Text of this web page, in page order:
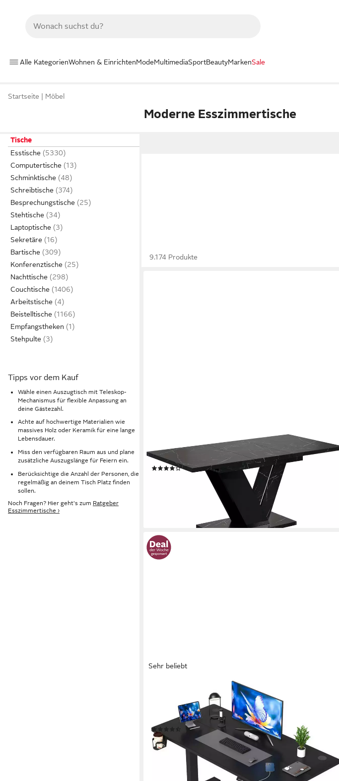
Alle KategorienWohnen & EinrichtenModeMultimediaSportBeautyMarkenSale
Startseite Möbel
Moderne Esszimmertische
Tische
Esstische
Computertische
Schminktische
Schreibtische
Besprechungstische
Stehtische
Laptoptische
Sekretäre
Bartische
Konferenztische
Nachttische
Couchtische
Arbeitstische
Beistelltische
Empfangstheken
Stehpulte
Tipps vor dem Kauf
Wähle einen Auszugtisch mit Teleskop-
Mechanismus für flexible Anpassung an
deine Gästezahl.
Achte auf hochwertige Materialien wie
massives Holz oder Keramik für eine lange
Lebensdauer.
Miss den verfügbaren Raum aus und plane
zusätzliche Auszugslänge für Feiern ein.
Berücksichtige die Anzahl der Personen, die
regelmäßig an deinem Tisch Platz finden
sollen.
Noch Fragen? Hier geht's zum Ratgeber
Esszimmertische ›
9.174 Produkte
Esstisch CLASI (Esstisch ausziehbar, Esszimmertische,
Tisch Wohnzimmertisch), Esszimmertisch ausziehbar 120 -
160 x 80 x 75 cm
(2)
399,00 €
lieferbar - in 7-9 Werktagen bei dir
Sehr beliebt
Schreibtisch Höhenverstellbarer schreibtisch mit Memory-
und Rebound-Funktion (Sitz-Steh-Erinnerung), inkl.
Kabelwanne & USB/Typ-C-Anschlüssen, Tischplatte 18 mm
(194)
ab 109,99 € UVP 399,99 €
nur bis Dienstag
lieferbar - in 5-6 Werktagen bei dir